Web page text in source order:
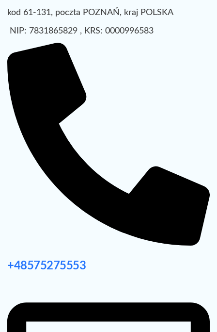
kod 61-131, poczta POZNAŃ, kraj POLSKA
NIP: 7831865829 , KRS: 0000996583
+48575275553